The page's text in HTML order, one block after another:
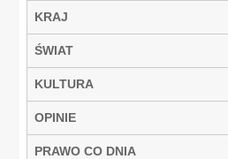
KRAJ
ŚWIAT
KULTURA
OPINIE
PRAWO CO DNIA